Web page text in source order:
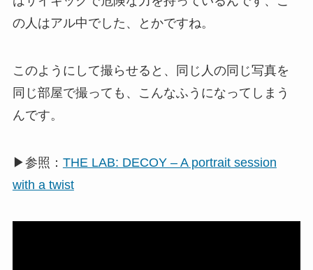
の人はアル中でした、とかですね。
このようにして撮らせると、同じ人の同じ写真を
同じ部屋で撮っても、こんなふうになってしまう
んです。
▶参照： THE LAB: DECOY – A portrait session
with a twist